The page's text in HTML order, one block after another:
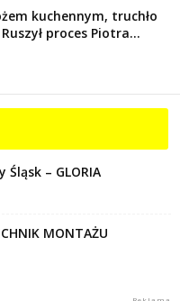
kuchennym, truchło
proces Piotra...
– GLORIA
MONTAŻU